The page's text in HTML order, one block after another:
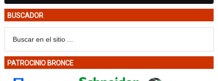
BUSCADOR
PATROCINIO BRONCE